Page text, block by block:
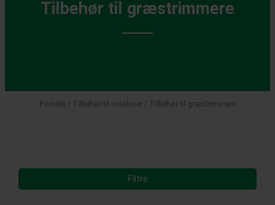
Tilbehør til græstrimmere
Forside/ Tilbehør til maskiner/ Tilbehør til græstrimmere
Filtre